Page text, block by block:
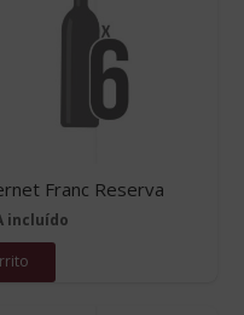
Franc Reserva
incluído